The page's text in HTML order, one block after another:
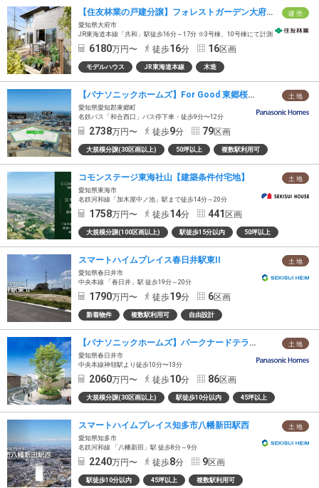
建 売
【住友林業の戸建分譲】フォレストガーデン大府共和
愛知県大府市
JR東海道本線「共和」駅徒歩16分～17分 ※3号棟、10号棟にて計測
6180万円〜 徒歩16分 16区画
モデルハウス JR東海道本線 木造
土 地
【パナソニックホームズ】For Good 東郷桜の丘（建築条件付）
愛知県愛知郡東郷町
名鉄バス「和合西口」バス停下車・徒歩9分〜12分
2738万円〜 徒歩9分 79区画
大規模分譲(30区画以上) 50坪以上 複数駅利用可
土 地
コモンステージ東海社山【建築条件付宅地】
愛知県東海市
名鉄河和線「加木屋中ノ池」駅まで徒歩14分～20分
1758万円〜 徒歩14分 441 区画
大規模分譲(100区画以上) 駅徒歩15分以内 50坪以上
土 地
スマートハイムプレイス春日井駅東II
愛知県春日井市
中央本線 「春日井」駅 徒歩19分～20分
1790万円〜 徒歩19分 6区画
新着物件 複数駅利用可 自由設計
土 地
【パナソニックホームズ】パークナードテラス神領の杜（建築条件付）
愛知県春日井市
中央本線神領駅より徒歩10分〜13分
2060万円〜 徒歩10分 86区画
大規模分譲(30区画以上) 駅徒歩10分以内 45坪以上
土 地
スマートハイムプレイス知多市八幡新田駅西
愛知県知多市
名鉄河和線 「八幡新田」駅 徒歩8分～9分
2240万円〜 徒歩8分 9区画
駅徒歩10分以内 45坪以上 複数駅利用可